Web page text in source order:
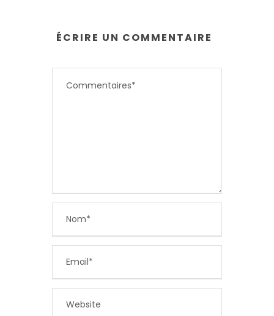
ÉCRIRE UN COMMENTAIRE